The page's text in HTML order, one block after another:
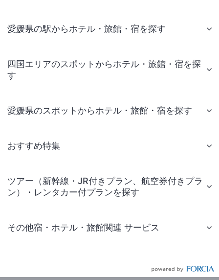
愛媛県の駅からホテル・旅館・宿を探す
四国エリアのスポットからホテル・旅館・宿を探
す
愛媛県のスポットからホテル・旅館・宿を探す
おすすめ特集
ツアー（新幹線・JR付きプラン、航空券付きプラ
ン）・レンタカー付プランを探す
その他宿・ホテル・旅館関連 サービス